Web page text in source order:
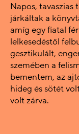
Napos,
járkáltak a
amíg egy fiatal
lelkesedéstől
gesztikulált,
szemében a
bementem, az
hideg és sötét
volt zárva.